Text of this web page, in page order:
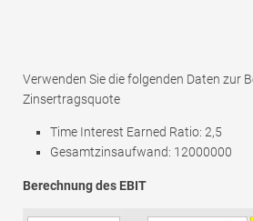
Verwenden Sie die folgenden Daten zur
Zinsertragsquote
Time Interest Earned Ratio: 2,5
Gesamtzinsaufwand: 12000000
Berechnung des EBIT